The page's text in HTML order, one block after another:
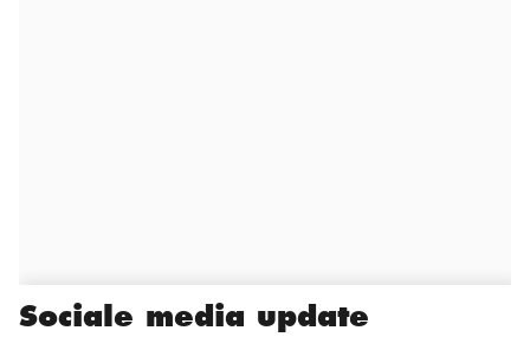
Sociale media update